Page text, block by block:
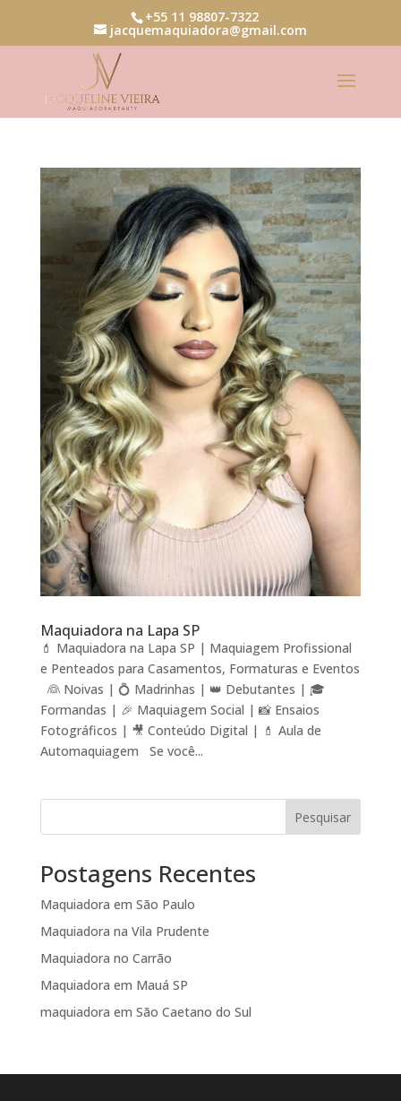
+55 11 98807-7322
jacquemaquiadora@gmail.com
Maquiadora na Lapa SP
💄 Maquiadora na Lapa SP | Maquiagem Profissional
e Penteados para Casamentos, Formaturas e Eventos
👰 Noivas | 💍 Madrinhas | 👑 Debutantes | 🎓
Formandas | 🎉 Maquiagem Social | 📸 Ensaios
Fotográficos | 🎥 Conteúdo Digital | 💄 Aula de
Automaquiagem Se você...
Pesquisar
Postagens Recentes
Maquiadora em São Paulo
Maquiadora na Vila Prudente
Maquiadora no Carrão
Maquiadora em Mauá SP
maquiadora em São Caetano do Sul